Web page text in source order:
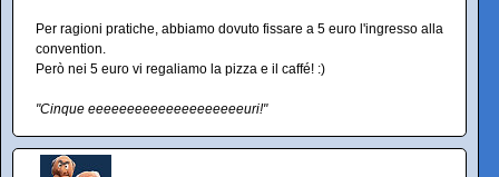
Per ragioni pratiche, abbiamo dovuto fissare a 5 euro l'ingresso alla
convention.
Però nei 5 euro vi regaliamo la pizza e il caffé! :)
"Cinque eeeeeeeeeeeeeeeeeeeeuri!"